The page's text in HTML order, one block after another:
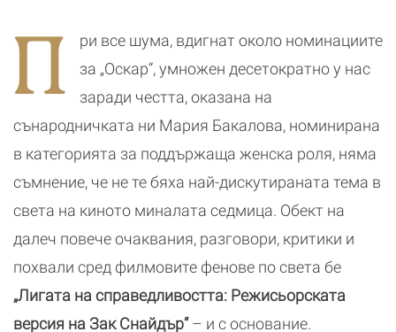
П
ри все шума, вдигнат около номинациите
за „Оскар“, умножен десетократно у нас
заради честта, оказана на
сънародничката ни Мария Бакалова, номинирана
в категорията за поддържаща женска роля, няма
съмнение, че не те бяха най-дискутираната тема в
света на киното миналата седмица. Обект на
далеч повече очаквания, разговори, критики и
похвали сред филмовите фенове по света бе
„Лигата на справедливостта: Режисьорската
версия на Зак Снайдър“– и с основание.